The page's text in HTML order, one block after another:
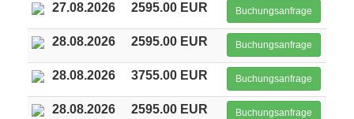
27.08.2026 2595.00 EUR Buchungsanfrage
28.08.2026 2595.00 EUR Buchungsanfrage
28.08.2026 3755.00 EUR Buchungsanfrage
28.08.2026 2595.00 EUR Buchungsanfrage